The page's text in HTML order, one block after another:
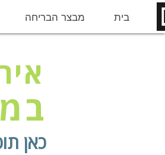
כאן
מבצר הבריחה בית